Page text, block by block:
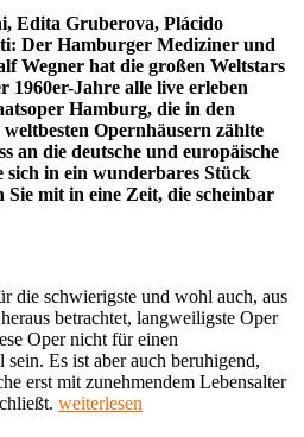
Edita Gruberova, Plácido
Der Hamburger Mediziner und
Wegner hat die großen Weltstars
1960er-Jahre alle live erleben
Hamburg, die in den
Opernhäusern zählte
an die deutsche und europäische
sich in ein wunderbares Stück
Sie mit in eine Zeit, die scheinbar
die schwierigste und wohl auch, aus
betrachtet, langweiligste Oper
Oper nicht für einen
Es ist aber auch beruhigend,
erst mit zunehmendem Lebensalter
„Meine
weiterlesen